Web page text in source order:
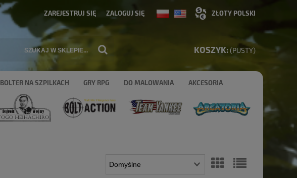
ZAREJESTRUJ SIĘ ZALOGUJ SIĘ
KOSZYK:(PUSTY)
BOLTER NA SZPILKACH GRY RPG DO MALOWANIA AKCESORIA